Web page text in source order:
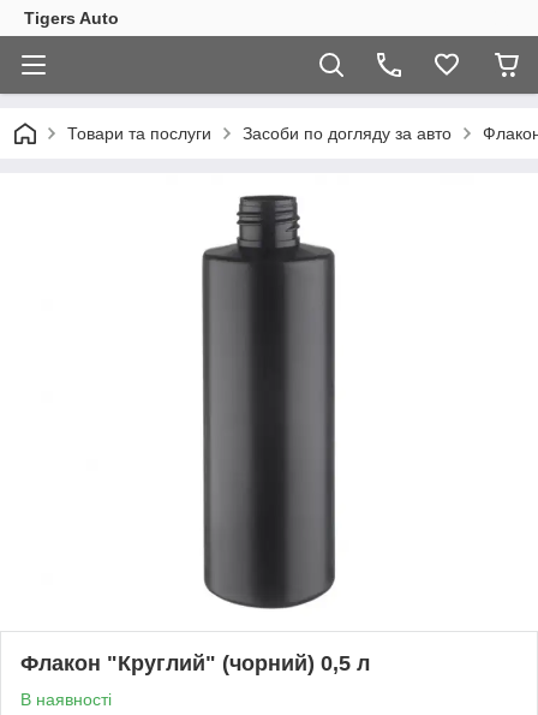
Tigers Auto
Товари та послуги Засоби по догляду за авто
Флакон "Круглий" (чорний) 0,5 л
В наявності